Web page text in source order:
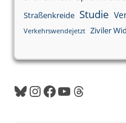
Straßenkreide Studie
Verkehrswendejetzt Ziviler